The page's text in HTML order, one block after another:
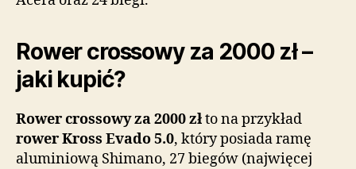
Rower crossowy za 2000 zł –
jaki kupić?
Rower crossowy za 2000 złto na przykład
rower Kross Evado 5.0, który posiada ramę
aluminiową Shimano, 27 biegów (najwięcej